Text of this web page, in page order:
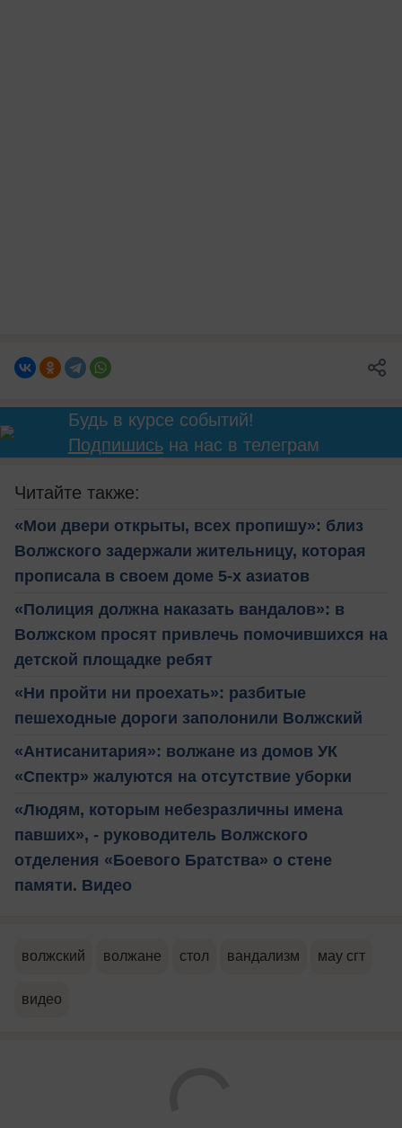
Будь в курсе событий!
Подпишисьна нас в телеграм
Читайте также:
«Мои двери открыты, всех пропишу»: близ
Волжского задержали жительницу, которая
прописала в своем доме 5‑х азиатов
«Полиция должна наказать вандалов»: в
Волжском просят привлечь помочившихся на
детской площадке ребят
«Ни пройти ни проехать»: разбитые
пешеходные дороги заполонили Волжский
«Антисанитария»: волжане из домов УК
«Спектр» жалуются на отсутствие уборки
«Людям, которым небезразличны имена
павших», - руководитель Волжского
отделения «Боевого Братства» о стене
памяти. Видео
волжский волжане стол вандализм мау сгт
видео